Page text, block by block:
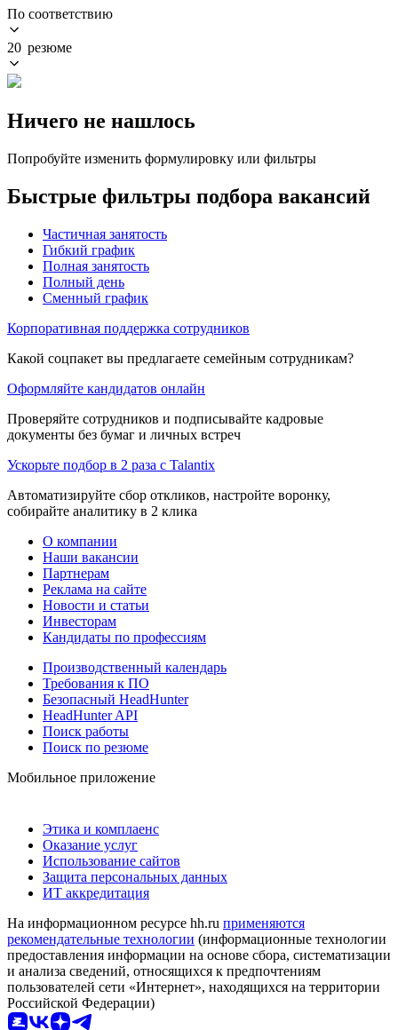
По соответствию
20 резюме
Ничего не нашлось
Попробуйте изменить формулировку или фильтры
Быстрые фильтры подбора вакансий
Частичная занятость
Гибкий график
Полная занятость
Полный день
Сменный график
Корпоративная поддержка сотрудников
Какой соцпакет вы предлагаете семейным сотрудникам?
Оформляйте кандидатов онлайн
Проверяйте сотрудников и подписывайте кадровые
документы без бумаг и личных встреч
Ускорьте подбор в 2 раза с Talantix
Автоматизируйте сбор откликов, настройте воронку,
собирайте аналитику в 2 клика
О компании
Наши вакансии
Партнерам
Реклама на сайте
Новости и статьи
Инвесторам
Кандидаты по профессиям
Производственный календарь
Требования к ПО
Безопасный HeadHunter
HeadHunter API
Поиск работы
Поиск по резюме
Мобильное приложение
Этика и комплаенс
Оказание услуг
Использование сайтов
Защита персональных данных
ИТ аккредитация
На информационном ресурсе hh.ru применяются
рекомендательные технологии (информационные технологии
предоставления информации на основе сбора, систематизации
и анализа сведений, относящихся к предпочтениям
пользователей сети «Интернет», находящихся на территории
Российской Федерации)